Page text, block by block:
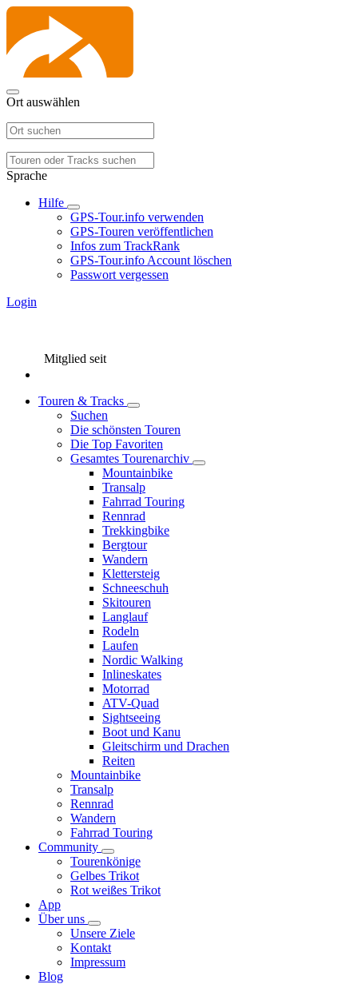
Ort auswählen
Sprache
Hilfe
GPS-Tour.info verwenden
GPS-Touren veröffentlichen
Infos zum TrackRank
GPS-Tour.info Account löschen
Passwort vergessen
Login
Mitglied seit
Touren & Tracks
Suchen
Die schönsten Touren
Die Top Favoriten
Gesamtes Tourenarchiv
Mountainbike
Transalp
Fahrrad Touring
Rennrad
Trekkingbike
Bergtour
Wandern
Klettersteig
Schneeschuh
Skitouren
Langlauf
Rodeln
Laufen
Nordic Walking
Inlineskates
Motorrad
ATV-Quad
Sightseeing
Boot und Kanu
Gleitschirm und Drachen
Reiten
Mountainbike
Transalp
Rennrad
Wandern
Fahrrad Touring
Community
Tourenkönige
Gelbes Trikot
Rot weißes Trikot
App
Über uns
Unsere Ziele
Kontakt
Impressum
Blog